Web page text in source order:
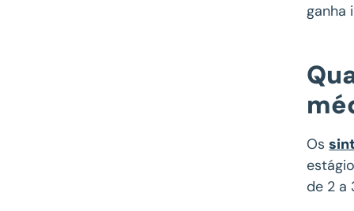
ganha
Os
de 2 a